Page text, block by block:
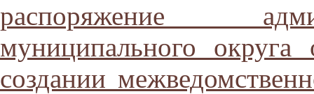
распоряжение
муниципального
создании